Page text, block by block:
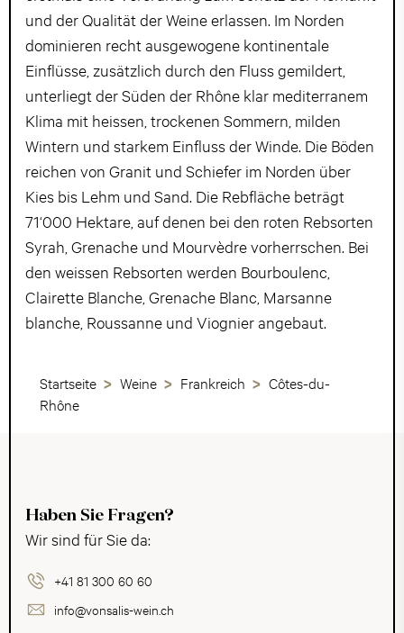
und der Qualität der Weine erlassen. Im Norden
dominieren recht ausgewogene kontinentale
Einflüsse, zusätzlich durch den Fluss gemildert,
unterliegt der Süden der Rhône klar mediterranem
Klima mit heissen, trockenen Sommern, milden
Wintern und starkem Einfluss der Winde. Die Böden
reichen von Granit und Schiefer im Norden über
Kies bis Lehm und Sand. Die Rebfläche beträgt
71‘000 Hektare, auf denen bei den roten Rebsorten
Syrah, Grenache und Mourvèdre vorherrschen. Bei
den weissen Rebsorten werden Bourboulenc,
Clairette Blanche, Grenache Blanc, Marsanne
blanche, Roussanne und Viognier angebaut.
Startseite Weine Frankreich
Côtes-du-
Rhône
Haben Sie Fragen?
Wir sind für Sie da:
+41 81 300 60 60
info@vonsalis-wein.ch